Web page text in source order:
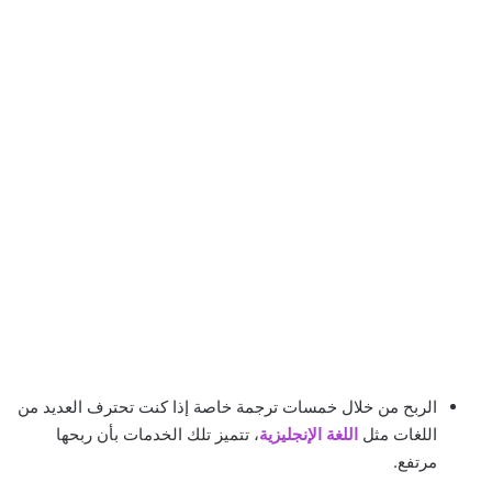
الربح من خلال خمسات ترجمة خاصة إذا كنت تحترف العديد من
اللغات مثل اللغة الإنجليزية، تتميز تلك الخدمات بأن ربحها
مرتفع.